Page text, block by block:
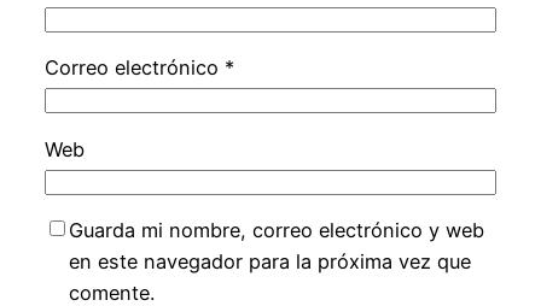
Correo electrónico *
Web
Guarda mi nombre, correo electrónico y web
en este navegador para la próxima vez que
comente.